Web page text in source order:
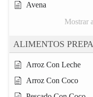
Avena
Mostrar
ALIMENTOS
Arroz Con Leche
Arroz Con Coco